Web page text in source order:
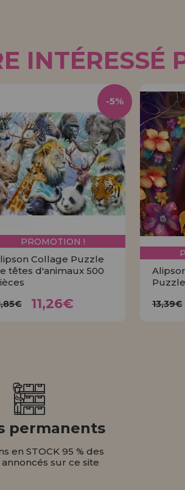
INTÉRESSÉ
PROMOTION !
Collage Puzzle
têtes d'animaux 500
11,26€
-5%
13,39€
permanents
en STOCK 95 % des
sur ce site